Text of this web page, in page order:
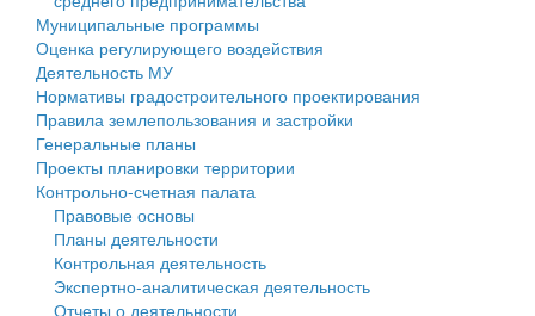
Нормативы градостроительного проектирования
Правила землепользования и застройки
Генеральные планы
Проекты планировки территории
Собрание депутатов
Городское поселение
Сельские поселения
Муниципальные программы
Оценка регулирующего воздействия
Деятельность МУ
Нормативы градостроительного проектирования
Правила землепользования и застройки
Генеральные планы
Проекты планировки территории
Контрольно-счетная палата
Правовые основы
Планы деятельности
Контрольная деятельность
Экспертно-аналитическая деятельность
Отчеты о деятельности